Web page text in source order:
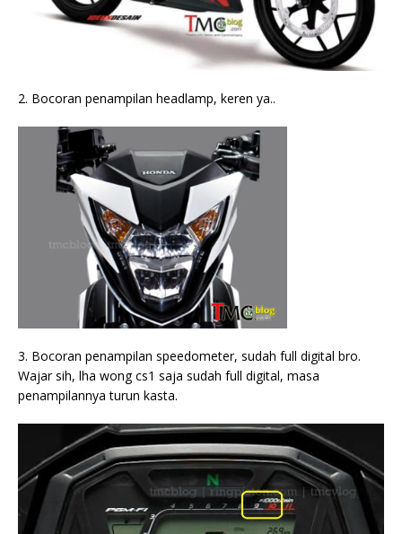
2. Bocoran penampilan headlamp, keren ya..
3. Bocoran penampilan speedometer, sudah full digital bro.
Wajar sih, lha wong cs1 saja sudah full digital, masa
penampilannya turun kasta.